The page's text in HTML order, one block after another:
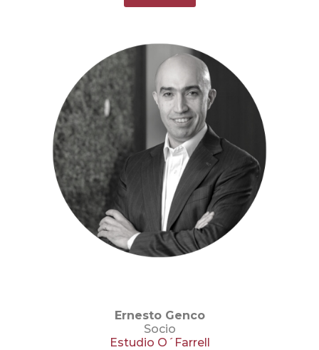
Ernesto Genco
Socio
Estudio O´Farrell